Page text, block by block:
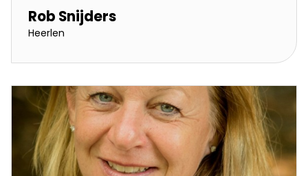
Rob Snijders
Heerlen